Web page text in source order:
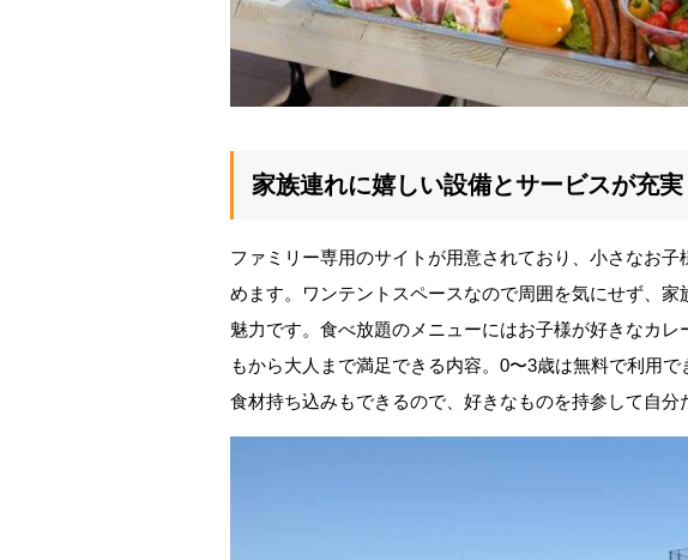
家族連れに嬉しい設備とサービスが充実
ファミリー専用のサイトが用意されており、小さなお子
めます。ワンテントスペースなので周囲を気にせず、
魅力です。食べ放題のメニューにはお子様が好きなカ
もから大人まで満足できる内容。0〜3歳は無料で利用で
食材持ち込みもできるので、好きなものを持参して自分